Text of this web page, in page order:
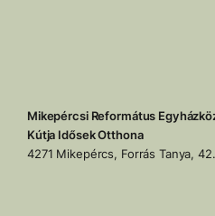
Mikepércsi Református
Kútja Idősek Otthona
4271 Mikepércs, Forrás Tanya, 42.